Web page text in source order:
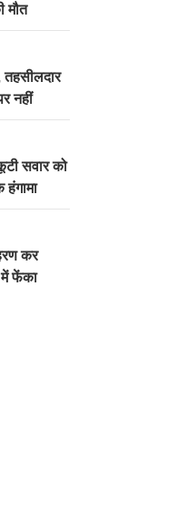
मौत
तहसीलदार
नहीं
सवार को
हंगामा
कर
में फेंका